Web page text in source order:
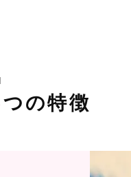
つの特徴